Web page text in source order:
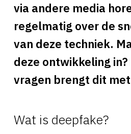
via andere media
regelmatig over de
van deze techniek.
deze ontwikkeling in?
vragen brengt dit met
Wat is deepfake?